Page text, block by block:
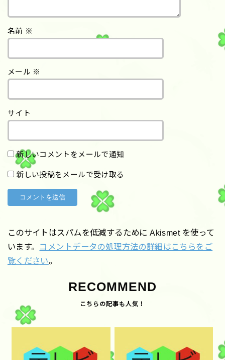
名前 ※
メール ※
サイト
新しいコメントをメールで通知
新しい投稿をメールで受け取る
このサイトはスパムを低減するために Akismet を使って
います。 コメントデータの処理方法の詳細はこちらをご
覧ください。
RECOMMEND